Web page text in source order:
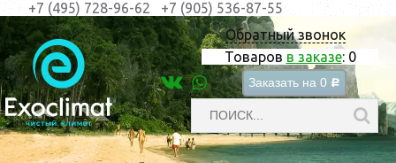
Обратный звонок
Товаров в заказе: 0
Заказать на 0 c
+7 (495) 728-96-62 +7 (905) 536-87-55